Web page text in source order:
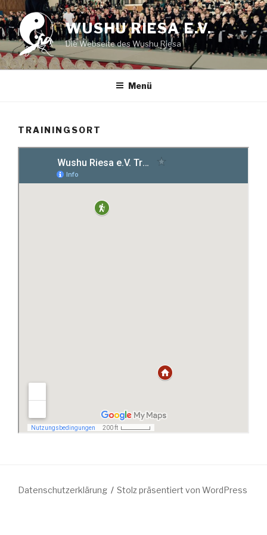
Zum
Inhalt
springen
WUSHU RIESA E.V.
Die Webseite des Wushu Riesa
Menü
TRAININGSORT
Datenschutzerklärung Stolz präsentiert von WordPress